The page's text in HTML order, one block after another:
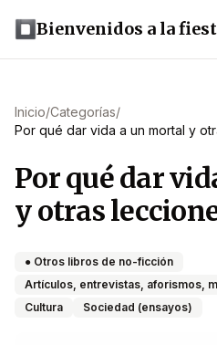
Bienvenidos a la
Inicio/Categorías/
Por qué dar vida a un mortal y
Por qué dar
y otras
● Otros libros de no-ficción
Artículos, entrevistas, aforismos,
Cultura
Sociedad (ensayos)